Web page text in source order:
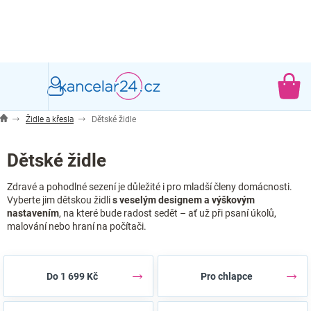
Židle a křesla Dětské židle
Dětské židle
Zdravé a pohodlné sezení je důležité i pro mladší členy domácnosti.
Vyberte jim dětskou židlis veselým designem a výškovým
nastavením, na které bude radost sedět – ať už při psaní úkolů,
malování nebo hraní na počítači.
Do 1 699 Kč Pro chlapce